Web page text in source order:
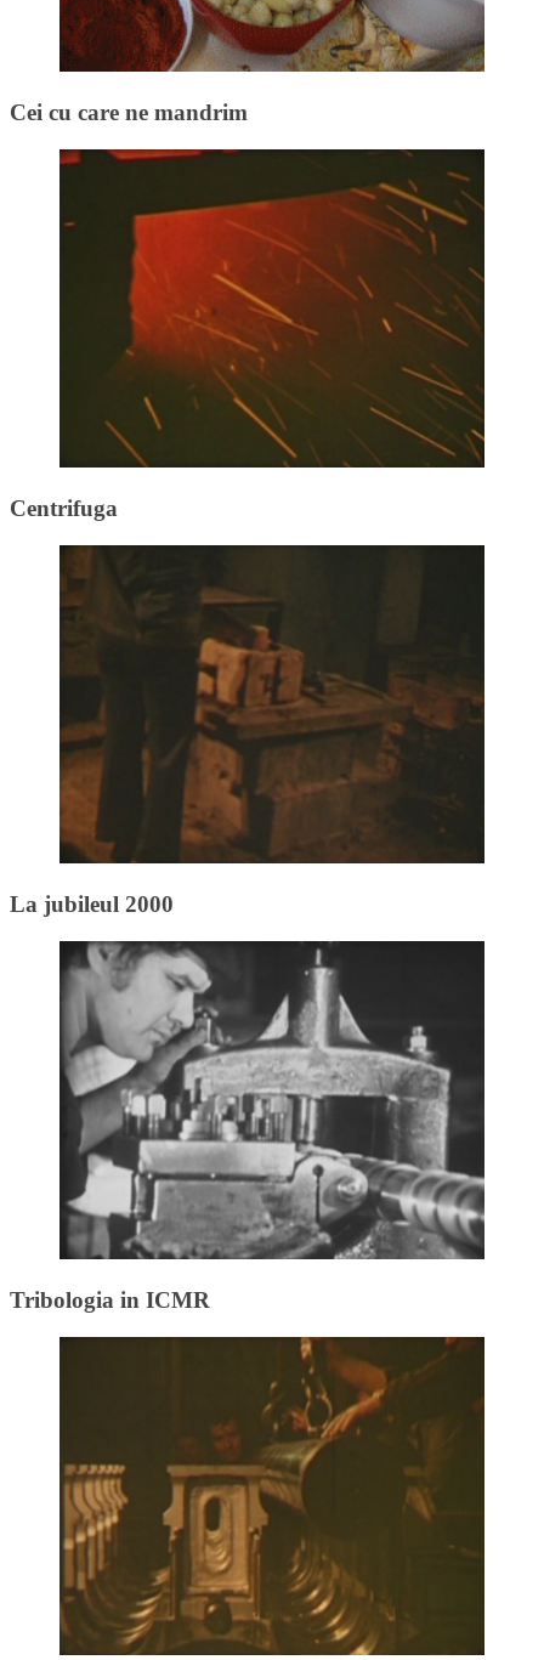
Cei cu care ne mandrim
Centrifuga
La jubileul 2000
Tribologia in ICMR